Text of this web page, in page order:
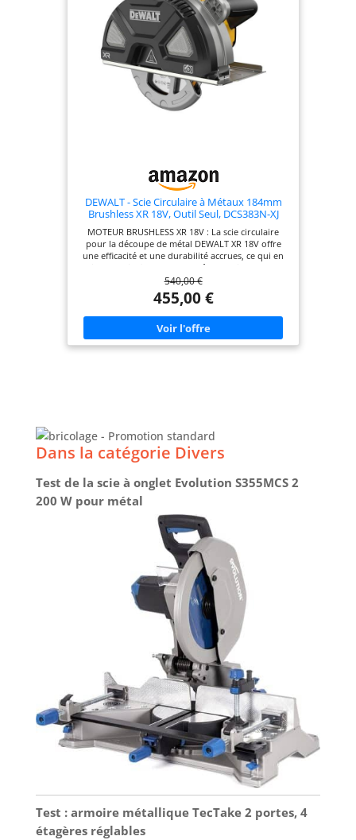
DEWALT - Scie Circulaire à Métaux 184mm
Brushless XR 18V, Outil Seul, DCS383N-XJ
MOTEUR BRUSHLESS XR 18V : La scie circulaire
pour la découpe de métal DEWALT XR 18V offre
une efficacité et une durabilité accrues, ce qui en
fait un choix fiable pour les tâches exigeantes de
découpe de métal BOUTON DE VERROUILLAGE DE
SÉCURITÉ : Comprend un bouton de verrouillage à
enfoncer pour éviter les démarrages accidentels,
garantissant la sécurité de l'utilisateur pendant
l'utilisation COLLECTE DE COPEAUX : Conçu pour
une collecte de copeaux efficace afin de maintenir
un environnement de travail plus propre,
facilite l'alignement des coupes et augmente le
confort, améliorant ainsi la précision globale de la
coupe
540,00 €
455,00 €
Dans la catégorie Divers
Test de la scie à onglet Evolution S355MCS 2
200 W pour métal
Test : armoire métallique TecTake 2 portes, 4
étagères réglables